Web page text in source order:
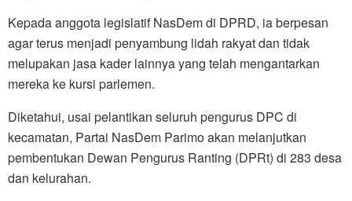
Kepada anggota legislatif NasDem di DPRD, ia berpesan
agar terus menjadi penyambung lidah rakyat dan tidak
melupakan jasa kader lainnya yang telah mengantarkan
mereka ke kursi parlemen.
Diketahui, usai pelantikan seluruh pengurus DPC di
kecamatan, Partai NasDem Parimo akan melanjutkan
pembentukan Dewan Pengurus Ranting (DPRt) di 283 desa
dan kelurahan.